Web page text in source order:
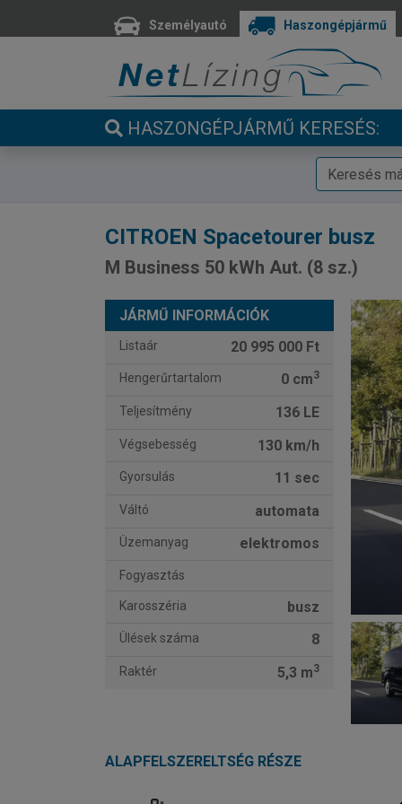
Személyautó Haszongépjármű
HASZONGÉPJÁRMŰ KERESÉS:
CITROEN Spacetourer busz
M Business 50 kWh Aut. (8 sz.)
JÁRMŰ INFORMÁCIÓK
Listaár 20 995 000 Ft
Hengerűrtartalom 0 cm3
Teljesítmény 136 LE
Végsebesség 130 km/h
Gyorsulás 11 sec
Váltó automata
Üzemanyag elektromos
Fogyasztás
Karosszéria busz
Ülések száma 8
Raktér 5,3 m3
ALAPFELSZERELTSÉG RÉSZE